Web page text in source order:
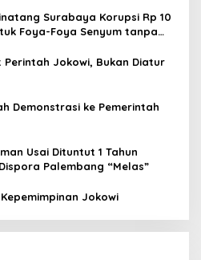
Surabaya Korupsi Rp 10
Foya-Foya Senyum tanpa
Perintah Jokowi, Bukan Diatur
Demonstrasi ke Pemerintah
Usai Dituntut 1 Tahun
Penjara Oknum ASN Dispora Palembang “Melas”
Jokowi